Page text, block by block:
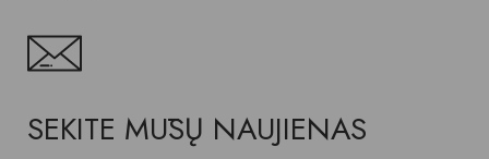
SEKITE MŪSŲ NAUJIENAS